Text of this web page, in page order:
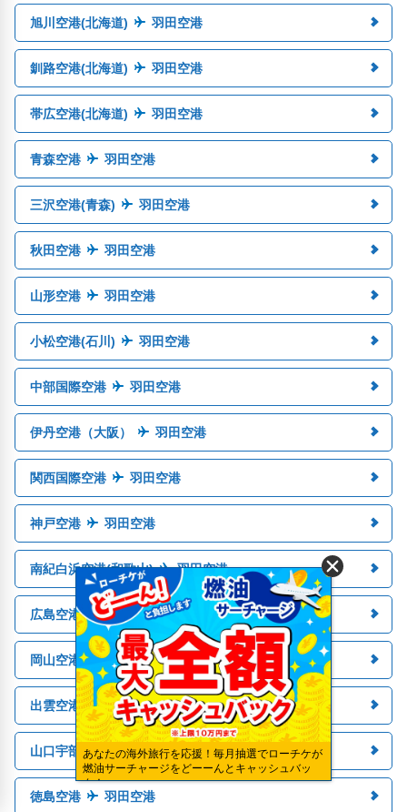
旭川空港(北海道) 羽田空港
釧路空港(北海道) 羽田空港
帯広空港(北海道) 羽田空港
青森空港 羽田空港
三沢空港(青森) 羽田空港
秋田空港 羽田空港
山形空港 羽田空港
小松空港(石川) 羽田空港
中部国際空港 羽田空港
伊丹空港（大阪） 羽田空港
関西国際空港 羽田空港
神戸空港 羽田空港
南紀白浜空港(和歌山) 羽田空港
広島空港 羽田空港
岡山空港 羽田空港
出雲空港(島根) 羽田空港
山口宇部空港 羽田空港
徳島空港 羽田空港
あなたの海外旅行を応援！毎月抽選でローチケが
燃油サーチャージをどーーんとキャッシュバッ
ク！